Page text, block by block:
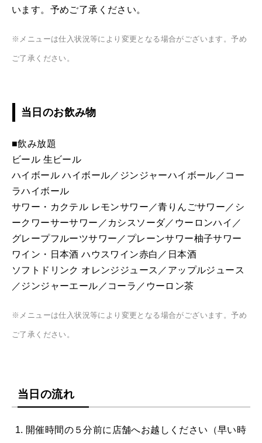
います。予めご了承ください。
※メニューは仕入状況等により変更となる場合がございます。予め
ご了承ください。
当日のお飲み物
■飲み放題
ビール 生ビール
ハイボール ハイボール／ジンジャーハイボール／コー
ラハイボール
サワー・カクテル レモンサワー／青りんごサワー／シ
ークワーサーサワー／カシスソーダ／ウーロンハイ／
グレープフルーツサワー／プレーンサワー柚子サワー
ワイン・日本酒 ハウスワイン赤白／日本酒
ソフトドリンク オレンジジュース／アップルジュース
／ジンジャーエール／コーラ／ウーロン茶
※メニューは仕入状況等により変更となる場合がございます。予め
ご了承ください。
当日の流れ
開催時間の５分前に店舗へお越しください（早い時